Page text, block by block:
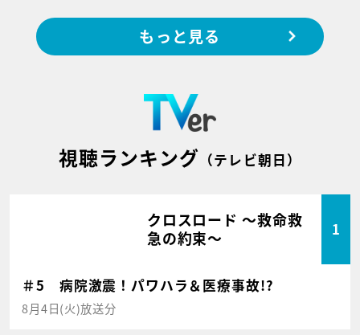
もっと見る
視聴ランキング （テレビ朝日）
クロスロード ～救命救
急の約束～
1
＃5 病院激震！パワハラ＆医療事故!?
8月4日(火)放送分